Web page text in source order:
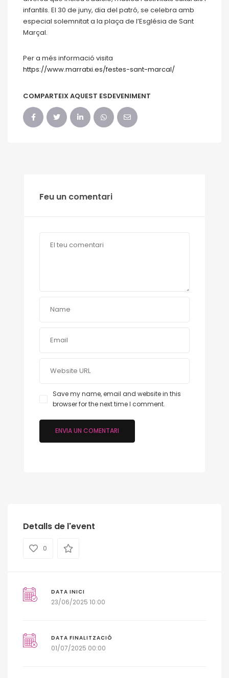
infantils. El 30 de juny, dia del patró, se celebra amb
especial solemnitat a la plaça de l’Església de Sant
Marçal.
Per a més informació visita
https://www.marratxi.es/festes-sant-marcal/
COMPARTEIX AQUEST ESDEVENIMENT
Feu un comentari
Save my name, email and website in this
browser for the next time I comment.
Detalls de l'event
0
DATA INICI
23/06/2025 10:00
DATA FINALITZACIÓ
01/07/2025 00:00